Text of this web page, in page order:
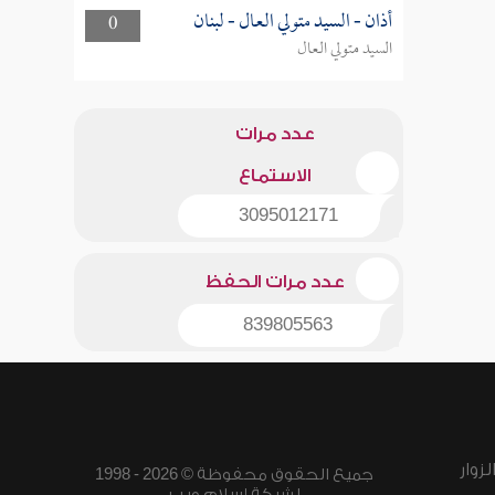
0
أذان - السيد متولي العال - لبنان
السيد متولي العال
عدد مرات
الاستماع
3095012171
عدد مرات الحفظ
839805563
جميع الحقوق محفوظة © 2026 - 1998